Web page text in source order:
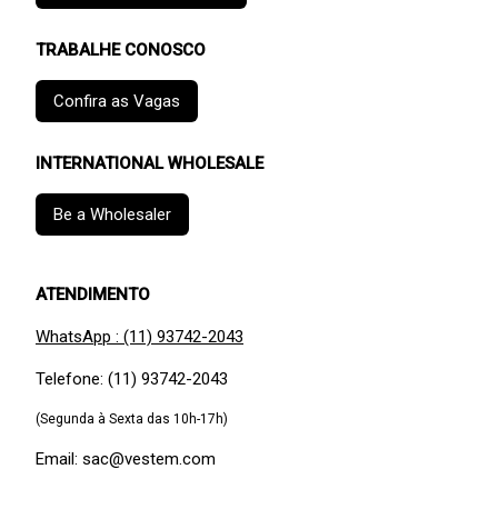
TRABALHE CONOSCO
Confira as Vagas
INTERNATIONAL WHOLESALE
Be a Wholesaler
ATENDIMENTO
WhatsApp : (11) 93742-2043
Telefone: (11) 93742-2043
(Segunda à Sexta das 10h-17h)
Email: sac@vestem.com